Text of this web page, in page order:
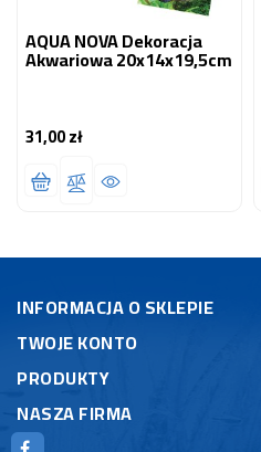
AQUA NOVA Dekoracja
Akwariowa 20x14x19,5cm
31,00 złCena
INFORMACJA O SKLEPIE
TWOJE KONTO
PRODUKTY
NASZA FIRMA